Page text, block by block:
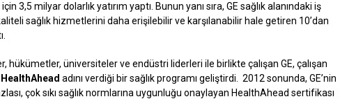
3,5 milyar dolarlık yatırım yaptı. Bunun yanı sıra, GE sağlık alanındaki iş
sağlık hizmetlerini daha erişilebilir ve karşılanabilir hale getiren 10’dan
hükümetler, üniversiteler ve endüstri liderleri ile birlikte çalışan GE, çalışan
HealthAhead adını verdiği bir sağlık programı geliştirdi. 2012 sonunda, GE’nin
çok sıkı sağlık normlarına uygunluğu onaylayan HealthAhead sertifikası